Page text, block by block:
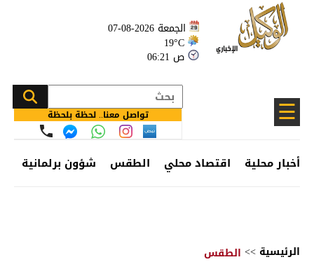
الجمعة 2026-08-07
19°C
06:21 ص
☰ تواصل معنا.. لحظة بلحظة
أخبار محلية اقتصاد محلي الطقس شؤون برلمانية
الرئيسية >> الطقس